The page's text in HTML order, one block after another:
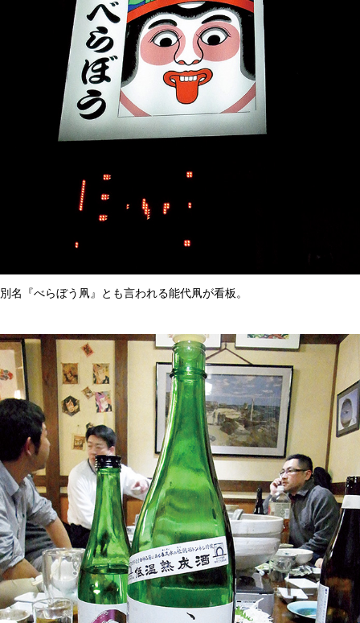
別名『べらぼう凧』とも言われる能代凧が看板。